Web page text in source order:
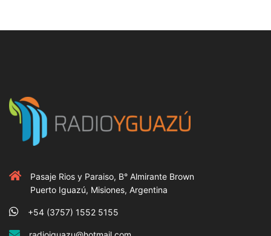
Pasaje Rios y Paraiso, B° Almirante Brown
Puerto Iguazú, Misiones, Argentina
+54 (3757) 1552 5155